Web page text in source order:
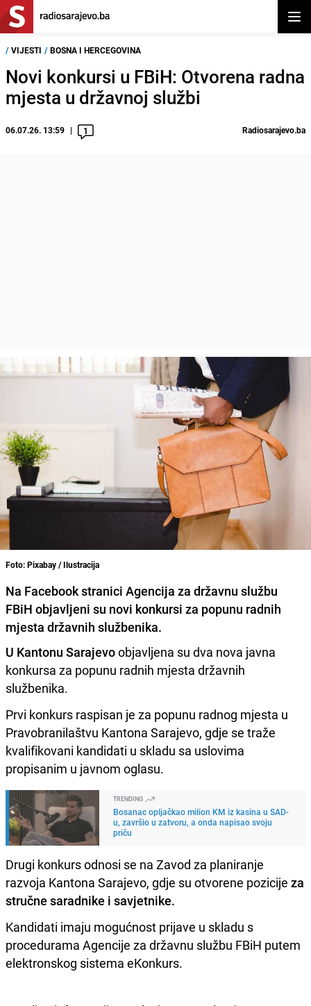
/ VIJESTI / BOSNA I HERCEGOVINA
Novi konkursi u FBiH: Otvorena radna
mjesta u državnoj službi
06.07.26. 13:59 1 Radiosarajevo.ba
Foto: Pixabay / Ilustracija
Na Facebook stranici Agencija za državnu službu
FBiH objavljeni su novi konkursi za popunu radnih
mjesta državnih službenika.
U Kantonu Sarajevoobjavljena su dva nova javna
konkursa za popunu radnih mjesta državnih
službenika.
Prvi konkurs raspisan je za popunu radnog mjesta u
Pravobranilaštvu Kantona Sarajevo, gdje se traže
kvalifikovani kandidati u skladu sa uslovima
propisanim u javnom oglasu.
TRENDING
Bosanac opljačkao milion KM iz kasina u SAD-
u, završio u zatvoru, a onda napisao svoju
priču
Drugi konkurs odnosi se na Zavod za planiranje
razvoja Kantona Sarajevo, gdje su otvorene pozicije za
stručne saradnike i savjetnike.
Kandidati imaju mogućnost prijave u skladu s
procedurama Agencije za državnu službu FBiH putem
elektronskog sistema eKonkurs.